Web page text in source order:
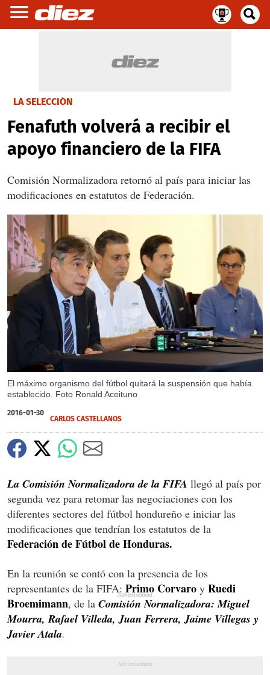
LA SELECCIÓN
Fenafuth volverá a recibir el
apoyo financiero de la FIFA
Comisión Normalizadora retornó al país para iniciar las
modificaciones en estatutos de Federación.
El máximo organismo del fútbol quitará la suspensión que había
establecido. Foto Ronald Aceituno
X
X
X
2016-01-30
CARLOS CASTELLANOS
La Comisión Normalizadora de la FIFA llegó al país por
segunda vez para retomar las negociaciones con los
diferentes sectores del fútbol hondureño e iniciar las
modificaciones que tendrían los estatutos de la
Federación de Fútbol de Honduras.
En la reunión se contó con la presencia de los
representantes de la FIFA: Primo Corvaro y Ruedi
Broemimann, de la Comisión Normalizadora: Miguel
Mourra, Rafael Villeda, Juan Ferrera, Jaime Villegas y
Javier Atala.